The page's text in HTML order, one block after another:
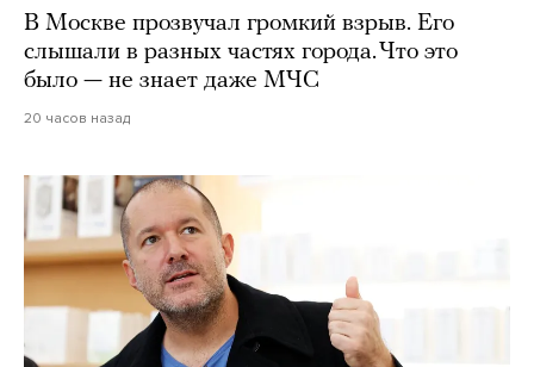
В Москве прозвучал громкий взрыв. Его
слышали в разных частях города. Что это
было — не знает даже МЧС
20 часов назад